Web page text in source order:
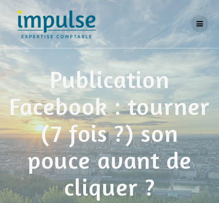
Publication
Facebook : tourner
(7 fois ?) son
pouce avant de
cliquer ?